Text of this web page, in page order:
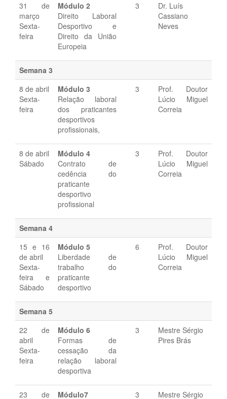
31 de
março
Sexta-
feira
Módulo 2
Direito Laboral
Desportivo e
Direito da União
Europeia
3
Dr. Luís
Cassiano
Neves
Semana 3
8 de abril
Sexta-
feira
Módulo 3
Relação laboral
dos praticantes
desportivos
profissionais,
3
Prof. Doutor
Lúcio Miguel
Correia
8 de abril
Sábado
Módulo 4
Contrato de
cedência do
praticante
desportivo
profissional
3
Prof. Doutor
Lúcio Miguel
Correia
Semana 4
15 e 16
de abril
Sexta-
feira e
Sábado
Módulo 5
Liberdade de
trabalho do
praticante
desportivo
6
Prof. Doutor
Lúcio Miguel
Correia
Semana 5
22 de
abril
Sexta-
feira
Módulo 6
Formas de
cessação da
relação laboral
desportiva
3
Mestre Sérgio
Pires Brás
23 de Módulo7 3 Mestre Sérgio